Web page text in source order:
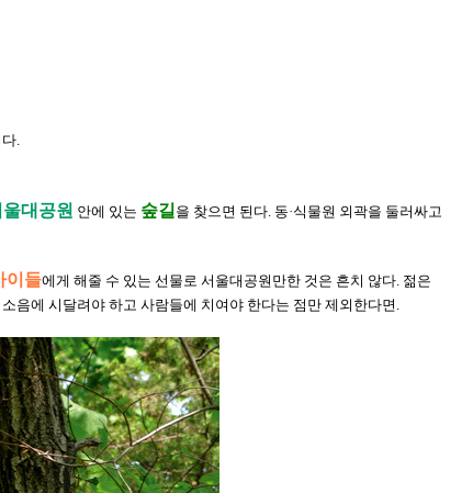
.
대공원 안에 있는 숲길 을 찾으면 된다. 동·식물원 외곽을 둘러싸고
이들에게 해줄 수 있는 선물로 서울대공원만한 것은 흔치 않다. 젊은
음에 시달려야 하고 사람들에 치여야 한다는 점만 제외한다면.